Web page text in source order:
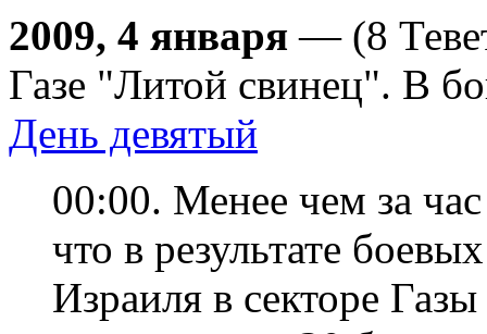
2009, 4 января — (8
Газе "Литой свинец". В
День девятый
00:00. Менее чем за
что в результате
Израиля в секторе